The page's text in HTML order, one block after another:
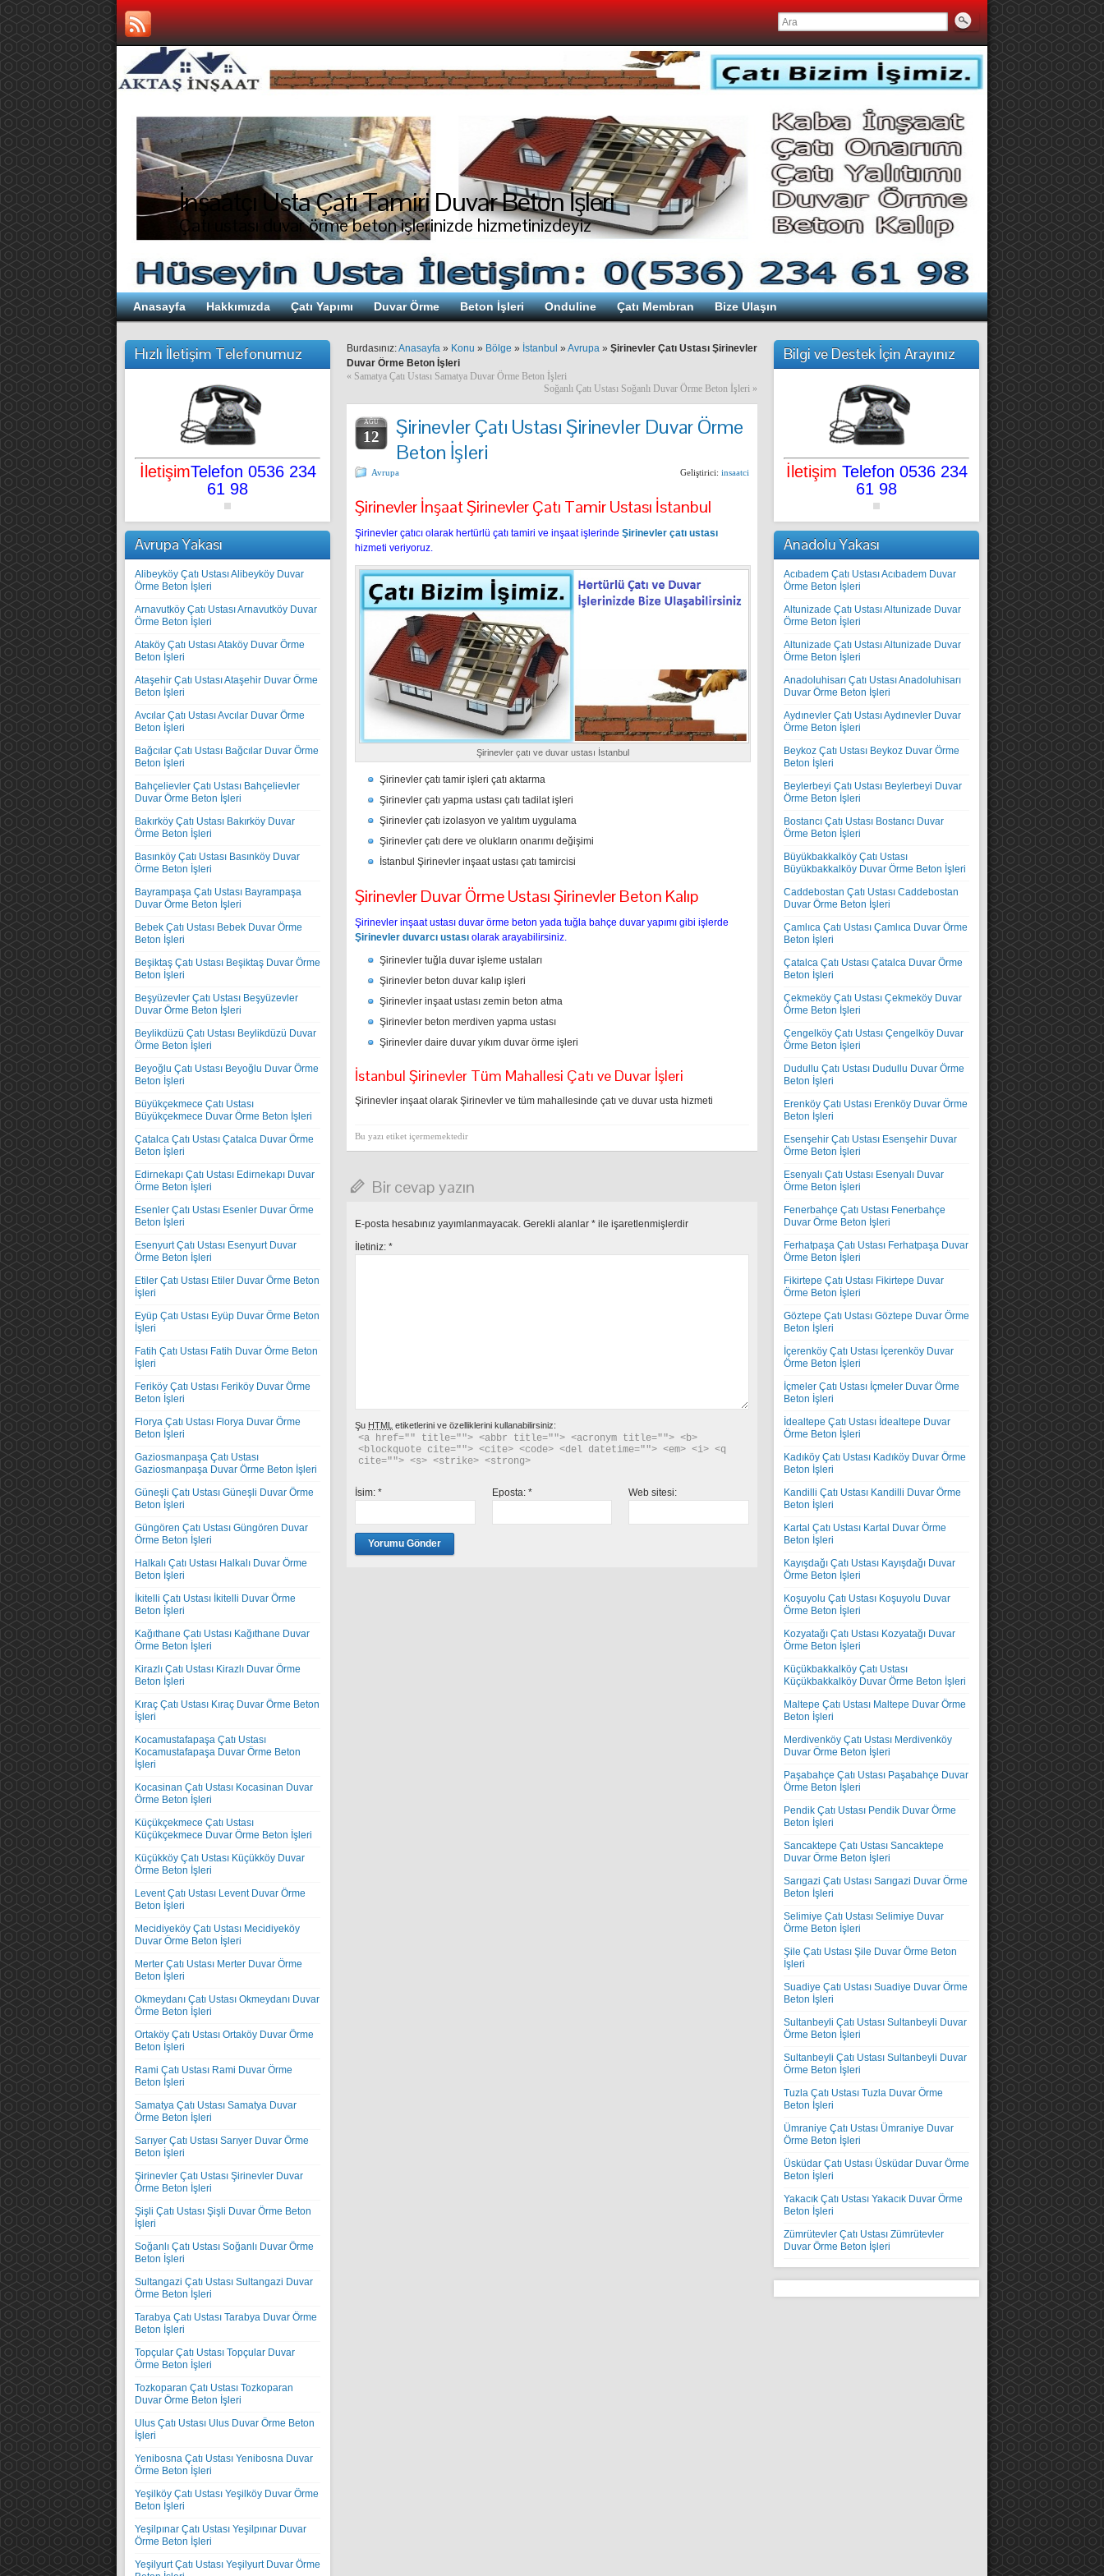
İnşaatçı Usta Çatı Tamiri Duvar Beton İşleri
Çatı ustası duvar örme beton işlerinizde hizmetinizdeyiz
Anasayfa Hakkımızda Çatı Yapımı Duvar Örme Beton İşleri Onduline Çatı Membran Bize Ulaşın
Hızlı İletişim Telefonumuz
İletişimTelefon 0536 234
61 98
Avrupa Yakası
Alibeyköy Çatı Ustası Alibeyköy Duvar
Örme Beton İşleri
Arnavutköy Çatı Ustası Arnavutköy Duvar
Örme Beton İşleri
Ataköy Çatı Ustası Ataköy Duvar Örme
Beton İşleri
Ataşehir Çatı Ustası Ataşehir Duvar Örme
Beton İşleri
Avcılar Çatı Ustası Avcılar Duvar Örme
Beton İşleri
Bağcılar Çatı Ustası Bağcılar Duvar Örme
Beton İşleri
Bahçelievler Çatı Ustası Bahçelievler
Duvar Örme Beton İşleri
Bakırköy Çatı Ustası Bakırköy Duvar
Örme Beton İşleri
Basınköy Çatı Ustası Basınköy Duvar
Örme Beton İşleri
Bayrampaşa Çatı Ustası Bayrampaşa
Duvar Örme Beton İşleri
Bebek Çatı Ustası Bebek Duvar Örme
Beton İşleri
Beşiktaş Çatı Ustası Beşiktaş Duvar Örme
Beton İşleri
Beşyüzevler Çatı Ustası Beşyüzevler
Duvar Örme Beton İşleri
Beylikdüzü Çatı Ustası Beylikdüzü Duvar
Örme Beton İşleri
Beyoğlu Çatı Ustası Beyoğlu Duvar Örme
Beton İşleri
Büyükçekmece Çatı Ustası
Büyükçekmece Duvar Örme Beton İşleri
Çatalca Çatı Ustası Çatalca Duvar Örme
Beton İşleri
Edirnekapı Çatı Ustası Edirnekapı Duvar
Örme Beton İşleri
Esenler Çatı Ustası Esenler Duvar Örme
Beton İşleri
Esenyurt Çatı Ustası Esenyurt Duvar
Örme Beton İşleri
Etiler Çatı Ustası Etiler Duvar Örme Beton
İşleri
Eyüp Çatı Ustası Eyüp Duvar Örme Beton
İşleri
Fatih Çatı Ustası Fatih Duvar Örme Beton
İşleri
Feriköy Çatı Ustası Feriköy Duvar Örme
Beton İşleri
Florya Çatı Ustası Florya Duvar Örme
Beton İşleri
Gaziosmanpaşa Çatı Ustası
Gaziosmanpaşa Duvar Örme Beton İşleri
Güneşli Çatı Ustası Güneşli Duvar Örme
Beton İşleri
Güngören Çatı Ustası Güngören Duvar
Örme Beton İşleri
Halkalı Çatı Ustası Halkalı Duvar Örme
Beton İşleri
İkitelli Çatı Ustası İkitelli Duvar Örme
Beton İşleri
Kağıthane Çatı Ustası Kağıthane Duvar
Örme Beton İşleri
Kirazlı Çatı Ustası Kirazlı Duvar Örme
Beton İşleri
Kıraç Çatı Ustası Kıraç Duvar Örme Beton
İşleri
Kocamustafapaşa Çatı Ustası
Kocamustafapaşa Duvar Örme Beton
İşleri
Kocasinan Çatı Ustası Kocasinan Duvar
Örme Beton İşleri
Küçükçekmece Çatı Ustası
Küçükçekmece Duvar Örme Beton İşleri
Küçükköy Çatı Ustası Küçükköy Duvar
Örme Beton İşleri
Levent Çatı Ustası Levent Duvar Örme
Beton İşleri
Mecidiyeköy Çatı Ustası Mecidiyeköy
Duvar Örme Beton İşleri
Merter Çatı Ustası Merter Duvar Örme
Beton İşleri
Okmeydanı Çatı Ustası Okmeydanı Duvar
Örme Beton İşleri
Ortaköy Çatı Ustası Ortaköy Duvar Örme
Beton İşleri
Rami Çatı Ustası Rami Duvar Örme
Beton İşleri
Samatya Çatı Ustası Samatya Duvar
Örme Beton İşleri
Sarıyer Çatı Ustası Sarıyer Duvar Örme
Beton İşleri
Şirinevler Çatı Ustası Şirinevler Duvar
Örme Beton İşleri
Şişli Çatı Ustası Şişli Duvar Örme Beton
İşleri
Soğanlı Çatı Ustası Soğanlı Duvar Örme
Beton İşleri
Sultangazi Çatı Ustası Sultangazi Duvar
Örme Beton İşleri
Tarabya Çatı Ustası Tarabya Duvar Örme
Beton İşleri
Topçular Çatı Ustası Topçular Duvar
Örme Beton İşleri
Tozkoparan Çatı Ustası Tozkoparan
Duvar Örme Beton İşleri
Ulus Çatı Ustası Ulus Duvar Örme Beton
İşleri
Yenibosna Çatı Ustası Yenibosna Duvar
Örme Beton İşleri
Yeşilköy Çatı Ustası Yeşilköy Duvar Örme
Beton İşleri
Yeşilpınar Çatı Ustası Yeşilpınar Duvar
Örme Beton İşleri
Yeşilyurt Çatı Ustası Yeşilyurt Duvar Örme
Burdasınız:Anasayfa » Konu » Bölge » İstanbul » Avrupa » Şirinevler Çatı Ustası Şirinevler
Duvar Örme Beton İşleri
« Samatya Çatı Ustası Samatya Duvar Örme Beton İşleri
Soğanlı Çatı Ustası Soğanlı Duvar Örme Beton İşleri »
AĞU
12
Şirinevler Çatı Ustası Şirinevler Duvar Örme
Beton İşleri
Avrupa Geliştirici: insaatci
Şirinevler İnşaat Şirinevler Çatı Tamir Ustası İstanbul
Şirinevler çatıcı olarak hertürlü çatı tamiri ve inşaat işlerinde Şirinevler çatı ustası
hizmeti veriyoruz.
Şirinevler çatı ve duvar ustası İstanbul
Şirinevler çatı tamir işleri çatı aktarma
Şirinevler çatı yapma ustası çatı tadilat işleri
Şirinevler çatı izolasyon ve yalıtım uygulama
Şirinevler çatı dere ve olukların onarımı değişimi
İstanbul Şirinevler inşaat ustası çatı tamircisi
Şirinevler Duvar Örme Ustası Şirinevler Beton Kalıp
Şirinevler inşaat ustası duvar örme beton yada tuğla bahçe duvar yapımı gibi işlerde
Şirinevler duvarcı ustası olarak arayabilirsiniz.
Şirinevler tuğla duvar işleme ustaları
Şirinevler beton duvar kalıp işleri
Şirinevler inşaat ustası zemin beton atma
Şirinevler beton merdiven yapma ustası
Şirinevler daire duvar yıkım duvar örme işleri
İstanbul Şirinevler Tüm Mahallesi Çatı ve Duvar İşleri
Şirinevler inşaat olarak Şirinevler ve tüm mahallesinde çatı ve duvar usta hizmeti
Bu yazı etiket içermemektedir
Bir cevap yazın
E-posta hesabınız yayımlanmayacak. Gerekli alanlar * ile işaretlenmişlerdir
İletiniz: *
Şu HTML etiketlerini ve özelliklerini kullanabilirsiniz:
<a href="" title=""> <abbr title=""> <acronym title=""> <b>
<blockquote cite=""> <cite> <code> <del datetime=""> <em> <i> <q
cite=""> <s> <strike> <strong>
İsim: * Eposta: * Web sitesi:
Bilgi ve Destek İçin Arayınız
İletişim Telefon 0536 234
61 98
Anadolu Yakası
Acıbadem Çatı Ustası Acıbadem Duvar
Örme Beton İşleri
Altunizade Çatı Ustası Altunizade Duvar
Örme Beton İşleri
Altunizade Çatı Ustası Altunizade Duvar
Örme Beton İşleri
Anadoluhisarı Çatı Ustası Anadoluhisarı
Duvar Örme Beton İşleri
Aydınevler Çatı Ustası Aydınevler Duvar
Örme Beton İşleri
Beykoz Çatı Ustası Beykoz Duvar Örme
Beton İşleri
Beylerbeyi Çatı Ustası Beylerbeyi Duvar
Örme Beton İşleri
Bostancı Çatı Ustası Bostancı Duvar
Örme Beton İşleri
Büyükbakkalköy Çatı Ustası
Büyükbakkalköy Duvar Örme Beton İşleri
Caddebostan Çatı Ustası Caddebostan
Duvar Örme Beton İşleri
Çamlıca Çatı Ustası Çamlıca Duvar Örme
Beton İşleri
Çatalca Çatı Ustası Çatalca Duvar Örme
Beton İşleri
Çekmeköy Çatı Ustası Çekmeköy Duvar
Örme Beton İşleri
Çengelköy Çatı Ustası Çengelköy Duvar
Örme Beton İşleri
Dudullu Çatı Ustası Dudullu Duvar Örme
Beton İşleri
Erenköy Çatı Ustası Erenköy Duvar Örme
Beton İşleri
Esenşehir Çatı Ustası Esenşehir Duvar
Örme Beton İşleri
Esenyalı Çatı Ustası Esenyalı Duvar
Örme Beton İşleri
Fenerbahçe Çatı Ustası Fenerbahçe
Duvar Örme Beton İşleri
Ferhatpaşa Çatı Ustası Ferhatpaşa Duvar
Örme Beton İşleri
Fikirtepe Çatı Ustası Fikirtepe Duvar
Örme Beton İşleri
Göztepe Çatı Ustası Göztepe Duvar Örme
Beton İşleri
İçerenköy Çatı Ustası İçerenköy Duvar
Örme Beton İşleri
İçmeler Çatı Ustası İçmeler Duvar Örme
Beton İşleri
İdealtepe Çatı Ustası İdealtepe Duvar
Örme Beton İşleri
Kadıköy Çatı Ustası Kadıköy Duvar Örme
Beton İşleri
Kandilli Çatı Ustası Kandilli Duvar Örme
Beton İşleri
Kartal Çatı Ustası Kartal Duvar Örme
Beton İşleri
Kayışdağı Çatı Ustası Kayışdağı Duvar
Örme Beton İşleri
Koşuyolu Çatı Ustası Koşuyolu Duvar
Örme Beton İşleri
Kozyatağı Çatı Ustası Kozyatağı Duvar
Örme Beton İşleri
Küçükbakkalköy Çatı Ustası
Küçükbakkalköy Duvar Örme Beton İşleri
Maltepe Çatı Ustası Maltepe Duvar Örme
Beton İşleri
Merdivenköy Çatı Ustası Merdivenköy
Duvar Örme Beton İşleri
Paşabahçe Çatı Ustası Paşabahçe Duvar
Örme Beton İşleri
Pendik Çatı Ustası Pendik Duvar Örme
Beton İşleri
Sancaktepe Çatı Ustası Sancaktepe
Duvar Örme Beton İşleri
Sarıgazi Çatı Ustası Sarıgazi Duvar Örme
Beton İşleri
Selimiye Çatı Ustası Selimiye Duvar
Örme Beton İşleri
Şile Çatı Ustası Şile Duvar Örme Beton
İşleri
Suadiye Çatı Ustası Suadiye Duvar Örme
Beton İşleri
Sultanbeyli Çatı Ustası Sultanbeyli Duvar
Örme Beton İşleri
Sultanbeyli Çatı Ustası Sultanbeyli Duvar
Örme Beton İşleri
Tuzla Çatı Ustası Tuzla Duvar Örme
Beton İşleri
Ümraniye Çatı Ustası Ümraniye Duvar
Örme Beton İşleri
Üsküdar Çatı Ustası Üsküdar Duvar Örme
Beton İşleri
Yakacık Çatı Ustası Yakacık Duvar Örme
Beton İşleri
Zümrütevler Çatı Ustası Zümrütevler
Duvar Örme Beton İşleri